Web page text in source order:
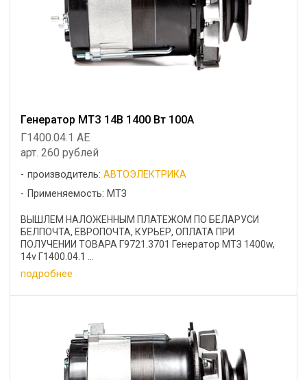
Генератор МТЗ 14В 1400 Вт 100А
Г1400.04.1 AE
арт. 260 рублей
производитель:АВТОЭЛЕКТРИКА
Применяемость: МТЗ
ВЫШЛЕМ НАЛОЖЕННЫМ ПЛАТЕЖОМ ПО БЕЛАРУСИ
БЕЛПОЧТА, ЕВРОПОЧТА, КУРЬЕР, ОПЛАТА ПРИ
ПОЛУЧЕНИИ ТОВАРА Г9721.3701 Генератор МТЗ 1400w,
14v Г1400.04.1 ...
подробнее